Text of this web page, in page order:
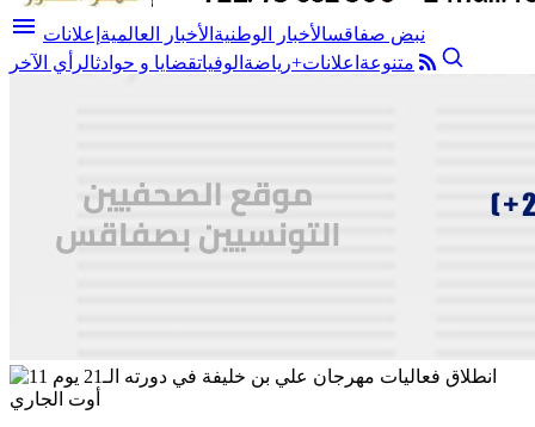
menu نبض صفاقسالأخبار الوطنية الأخبار العالمية إعلانات
متنوعة اعلانات+رياضة الوفياتقضايا و حوادثالرأي الآخر